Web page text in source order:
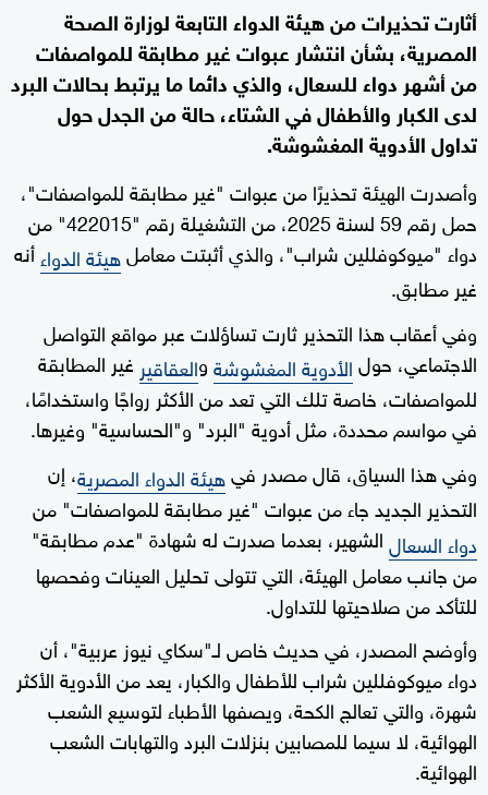
أثارت تحذيرات من هيئة الدواء التابعة لوزارة الصحة
المصرية، بشأن انتشار عبوات غير مطابقة للمواصفات
من أشهر دواء للسعال، والذي دائما ما يرتبط بحالات البرد
لدى الكبار والأطفال في الشتاء، حالة من الجدل حول
تداول الأدوية المغشوشة.
وأصدرت الهيئة تحذيرًا من عبوات "غير مطابقة للمواصفات"،
حمل رقم 59 لسنة 2025، من التشغيلة رقم "422015" من
دواء "ميوكوفللين شراب"، والذي أثبتت معاملهيئة الدواءأنه
غير مطابق.
وفي أعقاب هذا التحذير ثارت تساؤلات عبر مواقع التواصل
الاجتماعي، حولالأدوية المغشوشةوالعقاقير غير المطابقة
للمواصفات، خاصة تلك التي تعد من الأكثر رواجًا واستخدامًا،
في مواسم محددة، مثل أدوية "البرد" و"الحساسية" وغيرها.
وفي هذا السياق، قال مصدر فيهيئة الدواء المصرية، إن
التحذير الجديد جاء من عبوات "غير مطابقة للمواصفات" من
دواء السعالالشهير، بعدما صدرت له شهادة "عدم مطابقة"
من جانب معامل الهيئة، التي تتولى تحليل العينات وفحصها
للتأكد من صلاحيتها للتداول.
وأوضح المصدر، في حديث خاص لـ"سكاي نيوز عربية"، أن
دواء ميوكوفللين شراب للأطفال والكبار، يعد من الأدوية الأكثر
شهرة، والتي تعالج الكحة، ويصفها الأطباء لتوسيع الشعب
الهوائية، لا سيما للمصابين بنزلات البرد والتهابات الشعب
الهوائية.